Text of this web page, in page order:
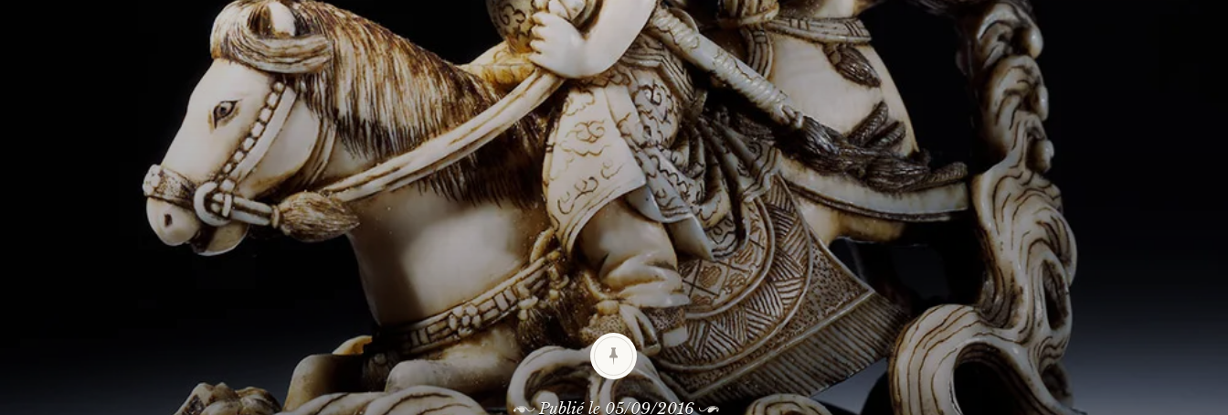
Publié le05/09/2016